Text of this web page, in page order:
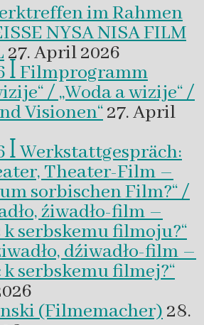
im Rahmen
NYSA NISA FILM
27. April 2026
ꟾ Filmprogramm
/ „Woda a wizije“ /
Visionen“27. April
ꟾ Werkstattgespräch:
Theater-Film –
sorbischen Film?“ /
źiwadło-film –
serbskemu filmoju?“
dźiwadło-film –
serbskemu filmej?“
(Filmemacher)28.